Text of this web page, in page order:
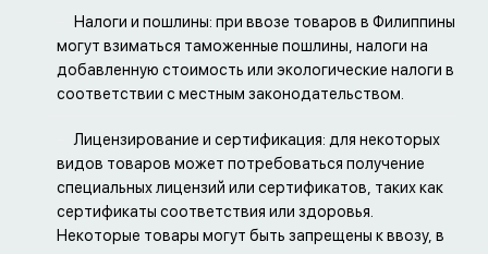
Налоги и пошлины: при ввозе товаров в Филиппины
могут взиматься таможенные пошлины, налоги на
добавленную стоимость или экологические налоги в
соответствии с местным законодательством.
Лицензирование и сертификация: для некоторых
видов товаров может потребоваться получение
специальных лицензий или сертификатов, таких как
сертификаты соответствия или здоровья.
Некоторые товары могут быть запрещены к ввозу, в